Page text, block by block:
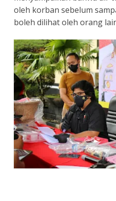
oleh korban sebelum
boleh dilihat oleh orang